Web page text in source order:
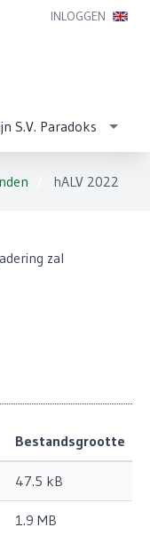
INLOGGEN
S.V. Paradoks
hALV 2022
zal
Bestandsgrootte
47.5 kB
1.9 MB